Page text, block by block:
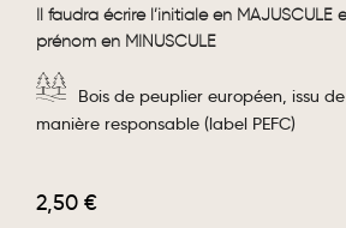
Il faudra écrire l’initiale en MAJUSCULE
prénom en MINUSCULE
Bois de peuplier européen, issu
manière responsable (label PEFC)
2,50 €